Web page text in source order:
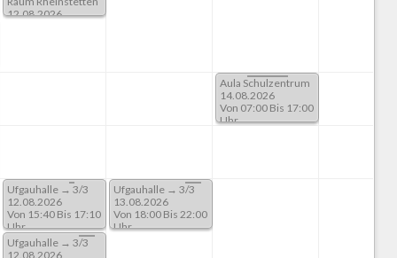
12.08.2026
Aula Schulzentrum
14.08.2026
Von 07:00 Bis 17:00
Uhr
Ufgauhalle → 3/3
12.08.2026
Von 15:40 Bis 17:10
Uhr
Ufgauhalle → 3/3
13.08.2026
Von 18:00 Bis 22:00
Uhr
Ufgauhalle → 3/3
12.08.2026